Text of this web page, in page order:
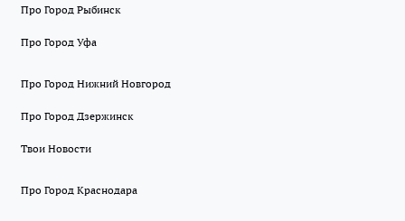
Про Город Рыбинск
Про Город Уфа
Про Город Нижний Новгород
Про Город Дзержинск
Твои Новости
Про Город Краснодара